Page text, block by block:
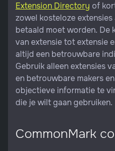
Extension Directory of
zowel kosteloze
betaald moet worden. De
van extensie tot extensie
altijd een betrouwbare
Gebruik alleen extensies
en betrouwbare makers
objectieve informatie te
die je wilt gaan gebruiken.
CommonMark